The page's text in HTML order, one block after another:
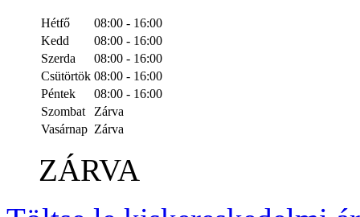
Hétfő
08:00 - 16:00
Kedd
08:00 - 16:00
Szerda
08:00 - 16:00
Csütörtök 08:00 - 16:00
Péntek
08:00 - 16:00
Szombat
Zárva
Vasárnap Zárva
ZÁRVA